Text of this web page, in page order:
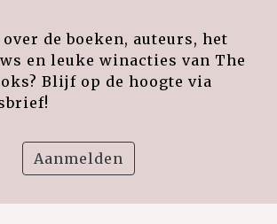
de boeken, auteurs, het
en leuke winacties van The
Blijf op de hoogte via
Aanmelden